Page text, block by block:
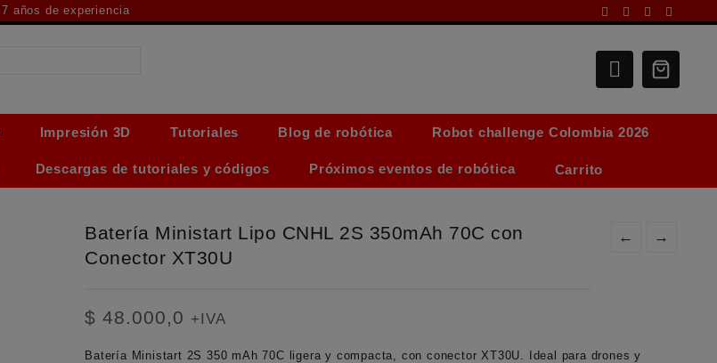
años de experiencia
Impresión 3D Tutoriales Blog de robótica Robot challenge Colombia 2026
Descargas de tutoriales y códigos Próximos eventos de robótica Carrito
← →
Batería Ministart Lipo CNHL 2S 350mAh 70C con
Conector XT30U
$ 48.000,0 +IVA
Batería Ministart 2S 350 mAh 70C ligera y compacta, con conector XT30U. Ideal para drones y